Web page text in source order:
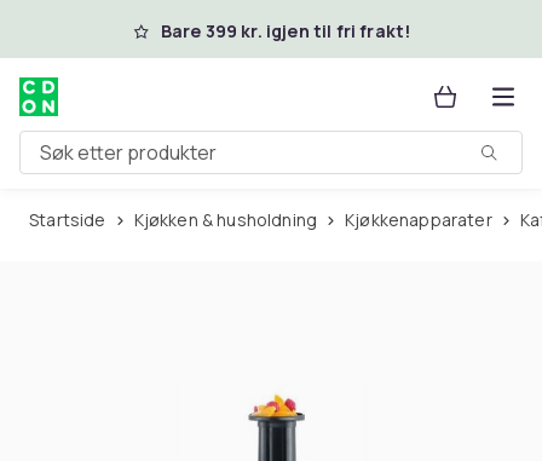
Hopp til hovedinnholdBare 399 kr. igjen til fri frakt!
Søk etter produkter
Startside Kjøkken & husholdning Kjøkkenapparater